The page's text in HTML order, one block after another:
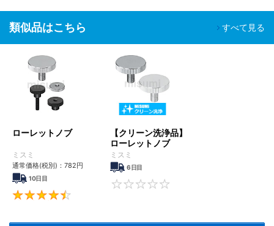
類似品はこちら すべて見る
ローレットノブ
ミスミ
通常価格(税別)： 782円
10日目
【クリーン洗浄品】
ローレットノブ
ミスミ
6日目